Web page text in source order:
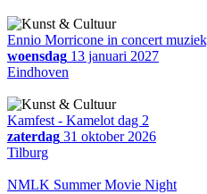
Ennio Morricone in concert
woensdag 13 januari 2027
Eindhoven
Kamfest - Kamelot dag 2
zaterdag 31 oktober 2026
Tilburg
NMLK Summer Movie Night